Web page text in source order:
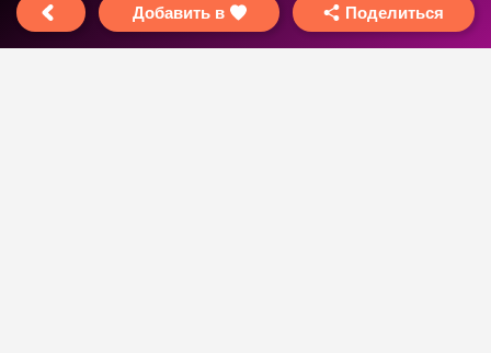
Добавить в Поделиться